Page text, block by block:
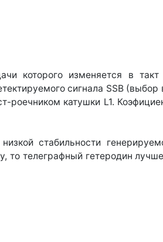
которого изменяется в такт
сигнала SSB (выбор
роечником катушки L1.
стабильности
то телеграфный гетеродин